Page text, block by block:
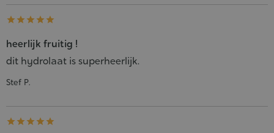
    
heerlijk fruitig !
dit hydrolaat is superheerlijk.
Stef P.
    